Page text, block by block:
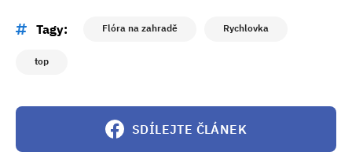
Tagy: Flóra na zahradě Rychlovka
top
SDÍLEJTE ČLÁNEK